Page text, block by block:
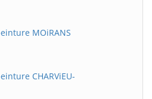
MOiRANS
CHARViEU-